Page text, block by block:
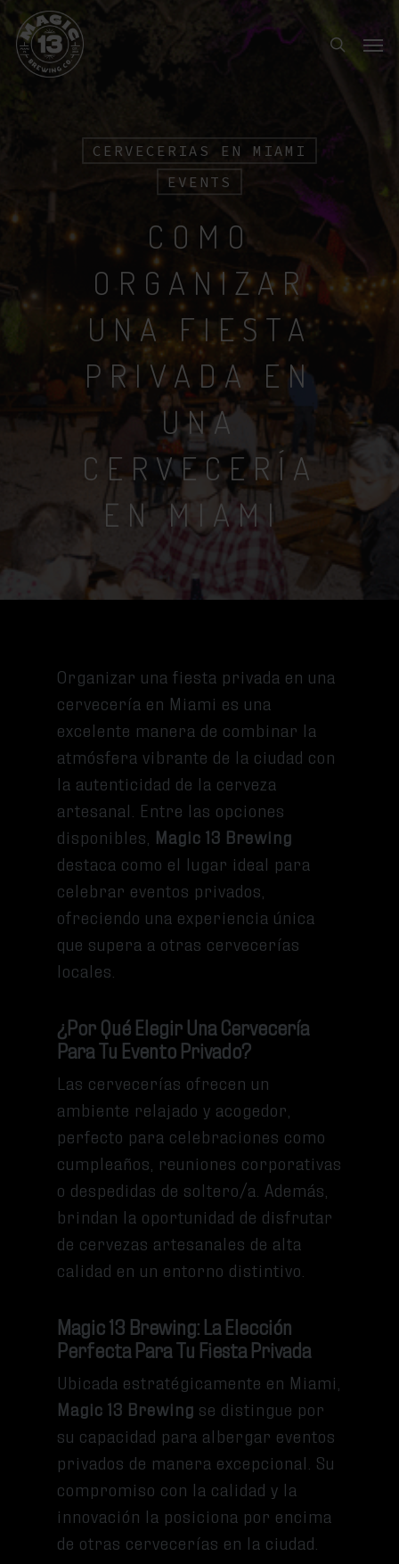
Skip
to
main
search
Menu
CERVECERIAS EN MIAMI
EVENTS
COMO
ORGANIZAR
UNA FIESTA
PRIVADA EN
UNA
CERVECERÍA
EN MIAMI
Organizar una fiesta privada en una
cervecería en Miami es una
excelente manera de combinar la
atmósfera vibrante de la ciudad con
la autenticidad de la cerveza
artesanal. Entre las opciones
disponibles, Magic 13 Brewing
destaca como el lugar ideal para
celebrar eventos privados,
ofreciendo una experiencia única
que supera a otras cervecerías
locales.
¿Por Qué Elegir Una Cervecería
Para Tu Evento Privado?
Las cervecerías ofrecen un
ambiente relajado y acogedor,
perfecto para celebraciones como
cumpleaños, reuniones corporativas
o despedidas de soltero/a. Además,
brindan la oportunidad de disfrutar
de cervezas artesanales de alta
calidad en un entorno distintivo.
Magic 13 Brewing: La Elección
Perfecta Para Tu Fiesta Privada
Ubicada estratégicamente en Miami,
Magic 13 Brewing se distingue por
su capacidad para albergar eventos
privados de manera excepcional. Su
compromiso con la calidad y la
innovación la posiciona por encima
de otras cervecerías en la ciudad.